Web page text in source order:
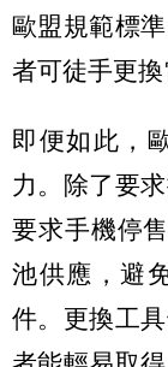
歐盟規範標
者可徒手更換
即便如此，
力。除了要
要求手機停
池供應，避
件。更換工